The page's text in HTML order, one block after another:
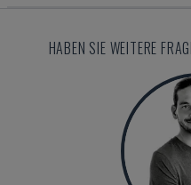
HABEN SIE WEITERE